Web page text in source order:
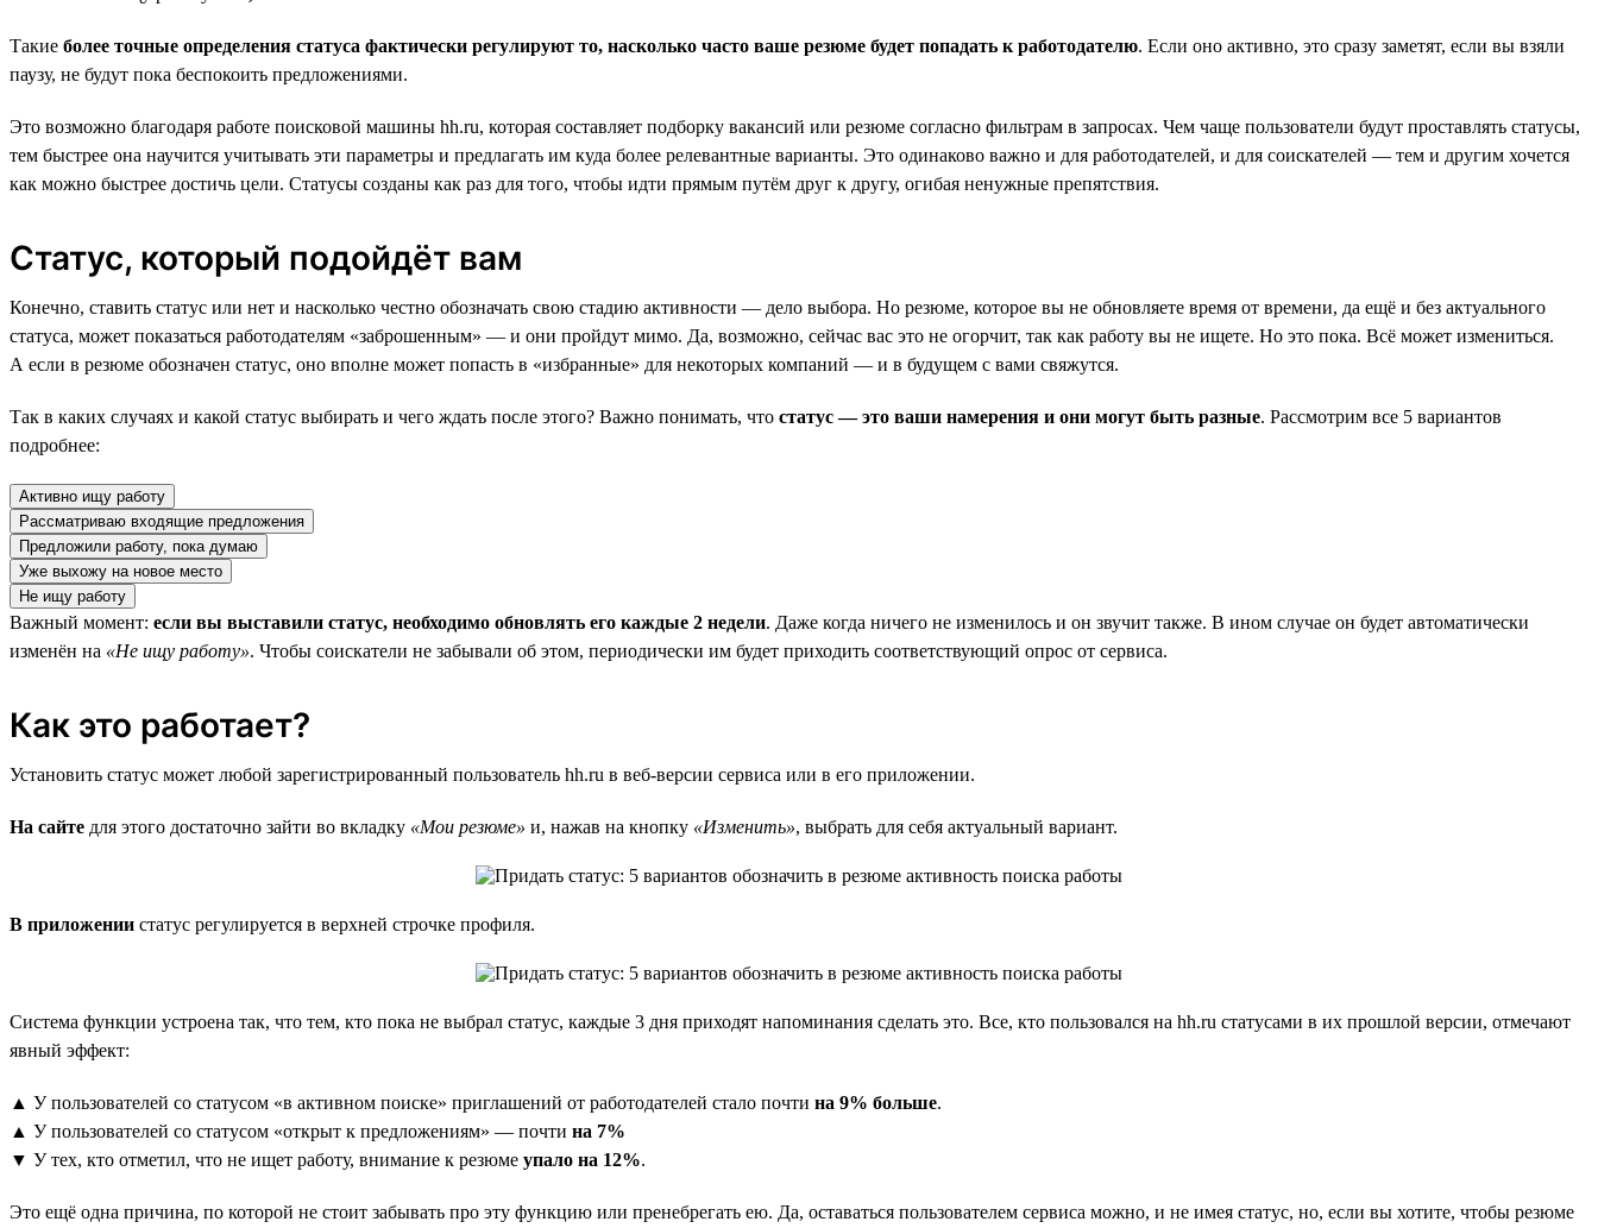
Такие более точные определения статуса фактически регулируют то, насколько часто ваше резюме будет попадать к работодателю. Если оно активно, это сразу заметят, если вы взяли
паузу, не будут пока беспокоить предложениями.
Это возможно благодаря работе поисковой машины hh.ru, которая составляет подборку вакансий или резюме согласно фильтрам в запросах. Чем чаще пользователи будут проставлять статусы,
тем быстрее она научится учитывать эти параметры и предлагать им куда более релевантные варианты. Это одинаково важно и для работодателей, и для соискателей — тем и другим хочется
как можно быстрее достичь цели. Статусы созданы как раз для того, чтобы идти прямым путём друг к другу, огибая ненужные препятствия.
Статус, который подойдёт вам
Конечно, ставить статус или нет и насколько честно обозначать свою стадию активности — дело выбора. Но резюме, которое вы не обновляете время от времени, да ещё и без актуального
статуса, может показаться работодателям «заброшенным» — и они пройдут мимо. Да, возможно, сейчас вас это не огорчит, так как работу вы не ищете. Но это пока. Всё может измениться.
А если в резюме обозначен статус, оно вполне может попасть в «избранные» для некоторых компаний — и в будущем с вами свяжутся.
Так в каких случаях и какой статус выбирать и чего ждать после этого? Важно понимать, что статус — это ваши намерения и они могут быть разные. Рассмотрим все 5 вариантов
подробнее:
Активно ищу работу
Рассматриваю входящие предложения
Предложили работу, пока думаю
Уже выхожу на новое место
Не ищу работу
Важный момент: если вы выставили статус, необходимо обновлять его каждые 2 недели. Даже когда ничего не изменилось и он звучит также. В ином случае он будет автоматически
изменён на «Не ищу работу». Чтобы соискатели не забывали об этом, периодически им будет приходить соответствующий опрос от сервиса.
Как это работает?
Установить статус может любой зарегистрированный пользователь hh.ru в веб-версии сервиса или в его приложении.
На сайте для этого достаточно зайти во вкладку «Мои резюме» и, нажав на кнопку «Изменить», выбрать для себя актуальный вариант.
В приложении статус регулируется в верхней строчке профиля.
Система функции устроена так, что тем, кто пока не выбрал статус, каждые 3 дня приходят напоминания сделать это. Все, кто пользовался на hh.ru статусами в их прошлой версии, отмечают
явный эффект:
▲ У пользователей со статусом «в активном поиске» приглашений от работодателей стало почти на 9% больше.
▲ У пользователей со статусом «открыт к предложениям» — почти на 7%
▼ У тех, кто отметил, что не ищет работу, внимание к резюме упало на 12%.
Это ещё одна причина, по которой не стоит забывать про эту функцию или пренебрегать ею. Да, оставаться пользователем сервиса можно, и не имея статус, но, если вы хотите, чтобы резюме